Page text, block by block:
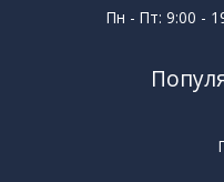
Пн - Пт: 9:00 -